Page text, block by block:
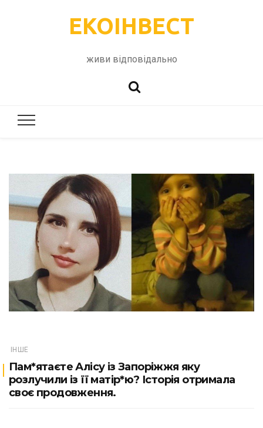
ЕКОІНВЕСТ
живи відповідально
ІНШЕ
Пам*ятаєте Алісу із Запоріжжя яку
розлучили із її матір*ю? Історія отримала
своє продовження.